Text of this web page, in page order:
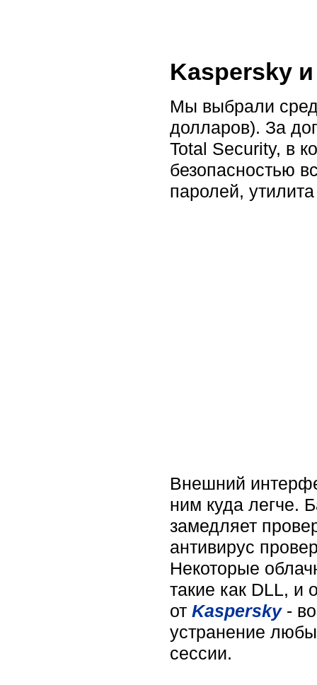
Kaspersky
Мы выбрали
долларов). За
Total Security, в
безопасностью
паролей,
Внешний
ним куда легче.
замедляет
антивирус
Некоторые
такие как DLL, и
от Kaspersky-
устранение
сессии.